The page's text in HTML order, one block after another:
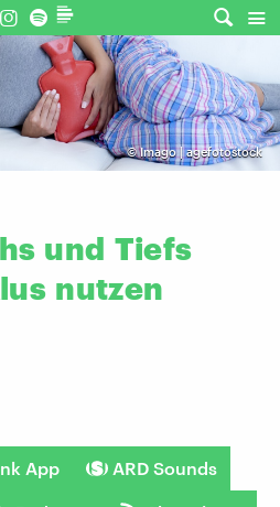
©Imago | agefotostock
und Tiefs
nutzen
App ARD Sounds